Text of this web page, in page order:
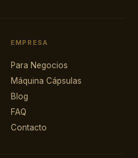
EMPRESA
Para Negocios
Máquina Cápsulas
Blog
FAQ
Contacto